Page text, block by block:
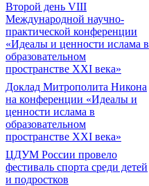
Второй день VIII
Международной научно-
практической конференции
«Идеалы и ценности ислама в
образовательном
пространстве XXI века»
Доклад Митрополита Никона
на конференции «Идеалы и
ценности ислама в
образовательном
пространстве XXI века»
ЦДУМ России провело
фестиваль спорта среди детей
и подростков